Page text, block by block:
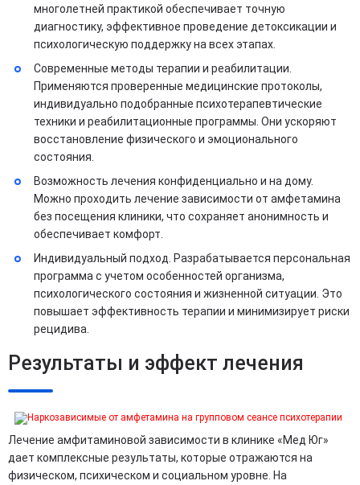
многолетней практикой обеспечивает точную
диагностику, эффективное проведение детоксикации и
психологическую поддержку на всех этапах.
Современные методы терапии и реабилитации.
Применяются проверенные медицинские протоколы,
индивидуально подобранные психотерапевтические
техники и реабилитационные программы. Они ускоряют
восстановление физического и эмоционального
состояния.
Возможность лечения конфиденциально и на дому.
Можно проходить лечение зависимости от амфетамина
без посещения клиники, что сохраняет анонимность и
обеспечивает комфорт.
Индивидуальный подход. Разрабатывается персональная
программа с учетом особенностей организма,
психологического состояния и жизненной ситуации. Это
повышает эффективность терапии и минимизирует риски
рецидива.
Результаты и эффект лечения
Лечение амфитаминовой зависимости в клинике «Мед Юг»
дает комплексные результаты, которые отражаются на
физическом, психическом и социальном уровне. На